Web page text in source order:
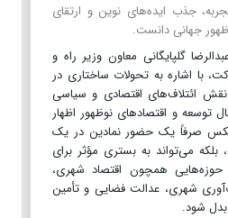
جذب ایده‌های نوین و ارتقای
جهانی دانست.
گلپایگانی معاون وزیر راه و
با اشاره به تحولات ساختاری در
نقش ائتلاف‌های اقتصادی و سیاسی
توسعه و اقتصادهای نوظهور اظهار
صرفاً یک حضور نمادین در یک
می‌تواند به بستری مؤثر برای
حوزه‌هایی همچون اقتصاد شهری،
شهری، عدالت فضایی و تأمین
شود.